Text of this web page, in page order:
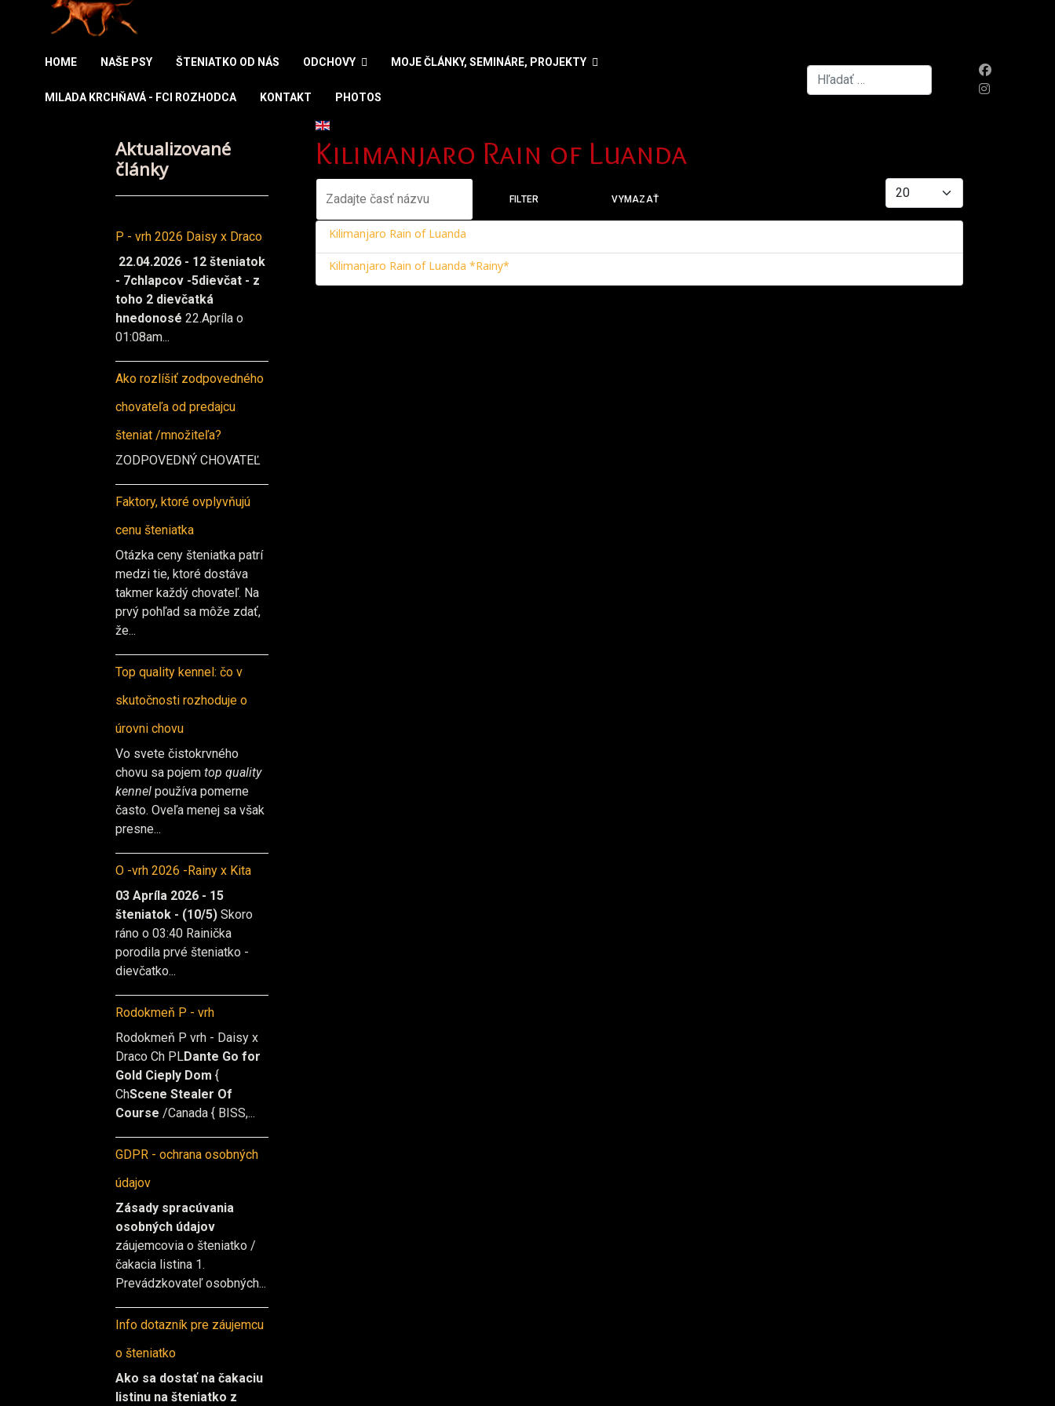
HOME NAŠE PSY ŠTENIATKO OD NÁS ODCHOVY MOJE ČLÁNKY, SEMINÁRE, PROJEKTY
MILADA KRCHŇAVÁ - FCI ROZHODCA KONTAKT PHOTOS
Hľadať...
Aktualizované
články
P - vrh 2026 Daisy x Draco
22.04.2026 - 12 šteniatok
- 7chlapcov -5dievčat - z
toho 2 dievčatká
hnedonosé 22.Apríla o
01:08am...
Ako rozlíšiť zodpovedného
chovateľa od predajcu
šteniat /množiteľa?
ZODPOVEDNÝ CHOVATEĽ
Faktory, ktoré ovplyvňujú
cenu šteniatka
Otázka ceny šteniatka patrí
medzi tie, ktoré dostáva
takmer každý chovateľ. Na
prvý pohľad sa môže zdať,
že...
Top quality kennel: čo v
skutočnosti rozhoduje o
úrovni chovu
Vo svete čistokrvného
chovu sa pojem top quality
kennel používa pomerne
často. Oveľa menej sa však
presne...
O -vrh 2026 -Rainy x Kita
03 Apríla 2026 - 15
šteniatok - (10/5) Skoro
ráno o 03:40 Rainička
porodila prvé šteniatko -
dievčatko...
Rodokmeň P - vrh
Rodokmeň P vrh - Daisy x
Draco Ch PLDante Go for
Gold Cieply Dom {
ChScene Stealer Of
Course /Canada { BISS,...
GDPR - ochrana osobných
údajov
Zásady spracúvania
osobných údajov
záujemcovia o šteniatko /
čakacia listina 1.
Prevádzkovateľ osobných...
Info dotazník pre záujemcu
o šteniatko
Ako sa dostať na čakaciu
listinu na šteniatko z
Vyberte váš jazyk
Kilimanjaro Rain of Luanda
FILTER VYMAZAŤ
Zobrazené položky
Kilimanjaro Rain of Luanda
Kilimanjaro Rain of Luanda *Rainy*